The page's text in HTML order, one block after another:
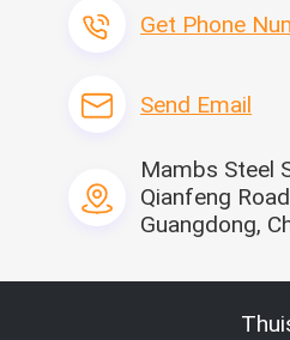
Deurkader
30bottom
hoofdstraal
32bottom kader
33base kader
Get Phone
Send Email
Mambs Steel
Qianfeng
Guangdong,